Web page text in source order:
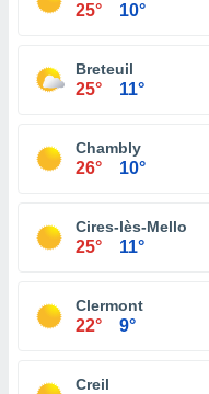
25° 10°
Breteuil
25° 11°
Chambly
26° 10°
Cires-lès-Mello
25° 11°
Clermont
22° 9°
Creil